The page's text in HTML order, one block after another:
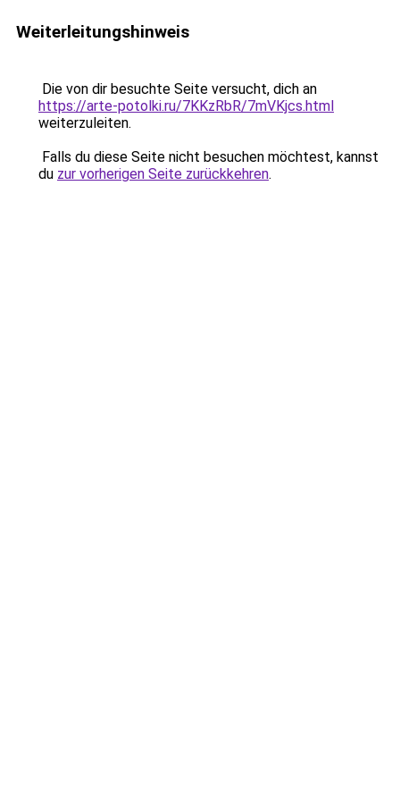
Weiterleitungshinweis
Die von dir besuchte Seite versucht, dich an
https://arte-potolki.ru/7KKzRbR/7mVKjcs.html
weiterzuleiten.
Falls du diese Seite nicht besuchen möchtest, kannst
du zur vorherigen Seite zurückkehren.